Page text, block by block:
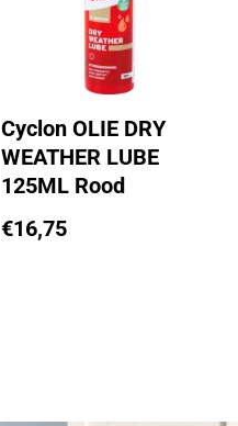
Cyclon OLIE DRY
WEATHER LUBE
125ML Rood
€16,75